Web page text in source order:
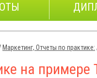
Маркетинг, Отчеты по практике:
на примере